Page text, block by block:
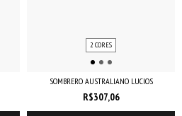
2 CORES
SOMBRERO AUSTRALIANO LUCIOS
R$307,06